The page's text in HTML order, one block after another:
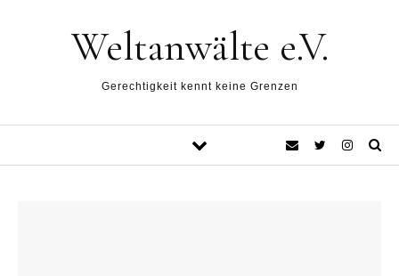
Weltanwälte e.V.
Gerechtigkeit kennt keine Grenzen